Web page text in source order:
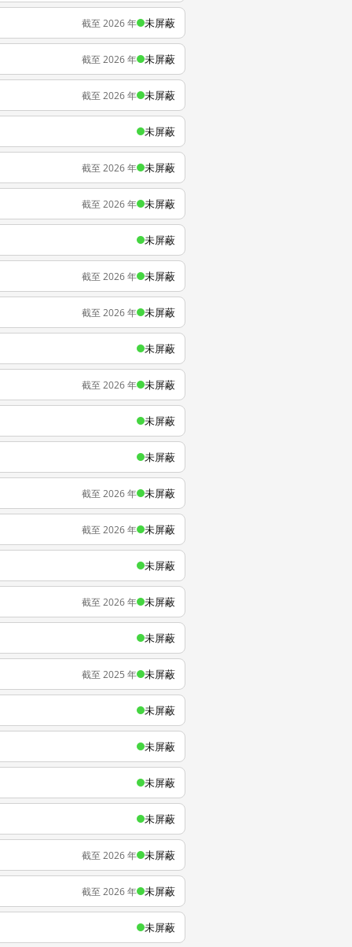
截至 2026 年 未屏蔽
截至 2026 年 未屏蔽
截至 2026 年 未屏蔽
未屏蔽
截至 2026 年 未屏蔽
截至 2026 年 未屏蔽
未屏蔽
截至 2026 年 未屏蔽
截至 2026 年 未屏蔽
未屏蔽
截至 2026 年 未屏蔽
未屏蔽
未屏蔽
截至 2026 年 未屏蔽
截至 2026 年 未屏蔽
未屏蔽
截至 2026 年 未屏蔽
未屏蔽
截至 2025 年 未屏蔽
未屏蔽
未屏蔽
未屏蔽
未屏蔽
截至 2026 年 未屏蔽
截至 2026 年 未屏蔽
未屏蔽